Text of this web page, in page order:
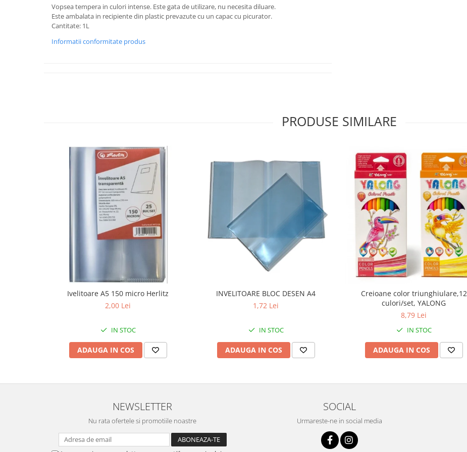
Vopsea tempera in culori intense. Este gata de utilizare, nu necesita diluare.
Este ambalata in recipiente din plastic prevazute cu un capac cu picurator.
Cantitate: 1L
Informatii conformitate produs
PRODUSE SIMILARE
Ivelitoare A5 150 micro Herlitz
2,00 Lei
IN STOC
ADAUGA IN COS
INVELITOARE BLOC DESEN A4
1,72 Lei
IN STOC
ADAUGA IN COS
Creioane color triunghiulare,12
culori/set, YALONG
8,79 Lei
IN STOC
ADAUGA IN COS
NEWSLETTER
Nu rata ofertele si promotiile noastre
SOCIAL
Urmareste-ne in social media